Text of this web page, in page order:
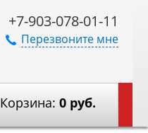
+7-903-078-01-11
Перезвоните мне
Корзина: 0 руб.